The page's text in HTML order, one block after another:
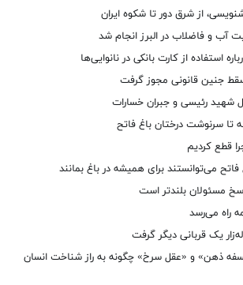
از شرق دور تا شکوه ایران
استفاده از کارت بانکی در نانوایی‌ها
شهید رئیسی و جبران خسارات
تا سرنوشت درختان باغ فاتح
قطع کردیم
می‌توانستند برای همیشه در باغ بمانند
مسئولان بلندتر است
راه می‌رسد
یک قربانی دیگر گرفت
ذهن» و «عقل سرخ» چگونه به راز شناخت انسان